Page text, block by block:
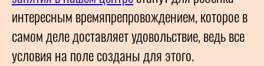
интересным времяпрепровождением, которое в
самом деле доставляет удовольствие, ведь все
условия на поле созданы для этого.